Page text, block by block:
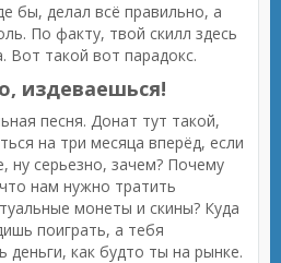
бы, делал всё правильно, а
По факту, твой скилл здесь
Вот такой вот парадокс.
издеваешься!
песня. Донат тут такой,
на три месяца вперёд, если
ну серьезно, зачем? Почему
нам нужно тратить
монеты и скины? Куда
поиграть, а тебя
деньги, как будто ты на рынке.